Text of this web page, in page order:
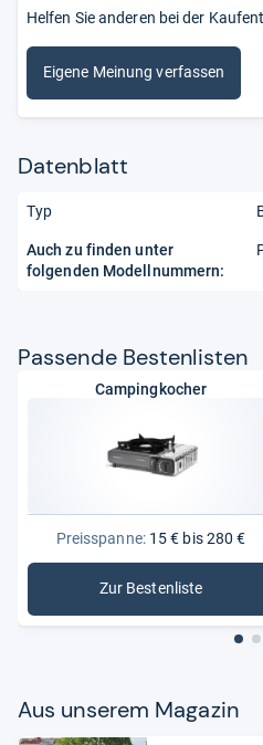
Helfen Sie anderen bei der
Eigene Meinung verfassen
Datenblatt
Typ
Auch zu finden unter
folgenden Modellnummern:
Pas­sende Bes­ten­lis­ten
Campingkocher
Preisspanne:15 € bis 280 €
Zur Bestenliste: Campingkocher
Aus unse­rem Maga­zin